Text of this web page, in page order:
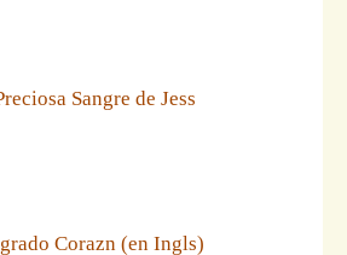
Sangre de Jess
Corazn (en Ingls)